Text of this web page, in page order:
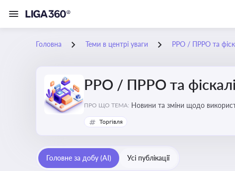
Головна Теми в центрі уваги РРО / ПРРО та
РРО / ПРРО та
ПРО ЩО ТЕМА:
Торгівля
Головне за добу (AI) Усі публікації